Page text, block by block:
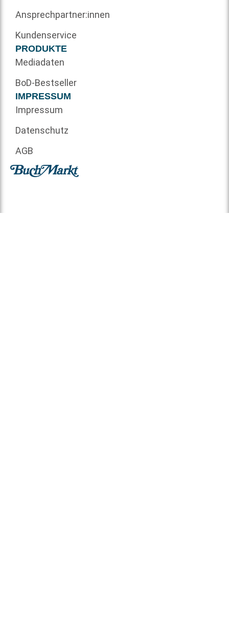
Ansprechpartner:innen
Kundenservice
PRODUKTE
Mediadaten
BoD-Bestseller
IMPRESSUM
Impressum
Datenschutz
AGB